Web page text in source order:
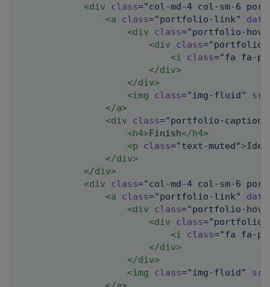
<div class="col-md-4 col-sm-6
<a class="portfolio-link"
<div class="portfolio-
<div class="portfolio-
<i class="fa fa-
</div>
</div>
<img class="img-fluid" src
</a>
<div class="portfolio-caption
<h4>Finish</h4>
<p class="text-muted">
</div>
</div>
<div class="col-md-4 col-sm-6
<a class="portfolio-link"
<div class="portfolio-
<div class="portfolio-
<i class="fa fa-
</div>
</div>
<img class="img-fluid" src